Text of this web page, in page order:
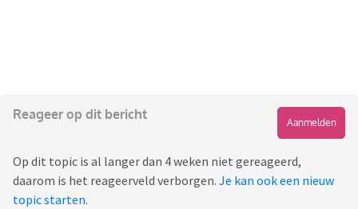
Reageer op dit bericht
Aanmelden
Op dit topic is al langer dan 4 weken niet gereageerd,
daarom is het reageerveld verborgen. Je kan ook een nieuw
topic starten.